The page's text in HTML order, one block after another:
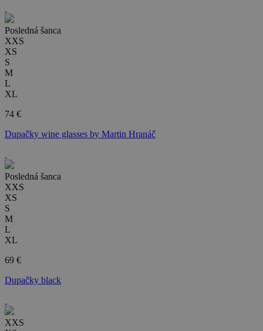
Posledná šanca
XXS
XS
S
M
L
XL
74 €
Dupačky wine glasses by Martin Hranáč
Posledná šanca
XXS
XS
S
M
L
XL
69 €
Dupačky black
XXS